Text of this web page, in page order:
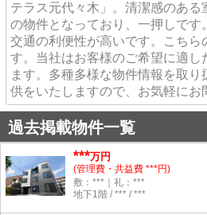
テラス元代々木」。清潔感のある
の物件となっており、一押しです
交通の利便性が高いです。こちら
す。当社はお客様のご希望に適し
ます。多種多様な物件情報を取
供をいたしますので、お気軽にお
過去掲載物件一覧
***万円
(管理費・共益費 ***円)
敷：***｜礼：***
地下1階 / *** / ***